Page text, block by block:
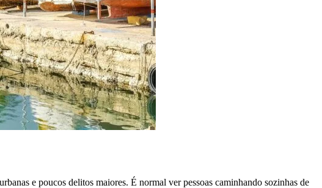
e poucos delitos maiores. É normal ver pessoas caminhando sozinhas de